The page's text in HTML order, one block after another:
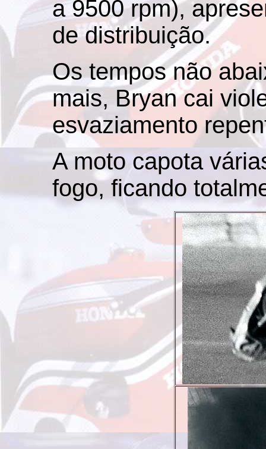
a 9500 rpm),
de distribuição.
Os tempos não
mais, Bryan cai
esvaziamento
A moto capota
fogo, ficando